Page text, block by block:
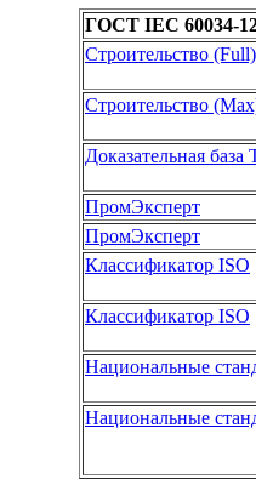
ГОСТ IEC 60034-
Строительство (Full)
Строительство
Доказательная
ПромЭксперт
ПромЭксперт
Классификатор ISO
Классификатор ISO
Национальные
Национальные